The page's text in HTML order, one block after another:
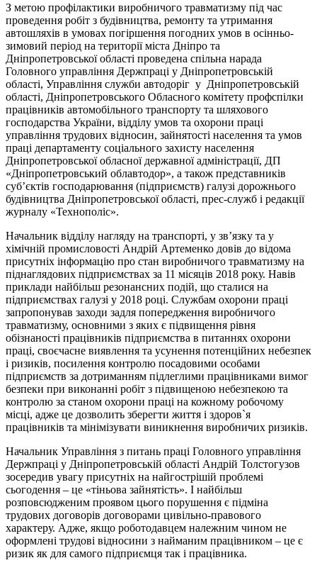
З метою профілактики виробничого травматизму під час
проведення робіт з будівництва, ремонту та утримання
автошляхів в умовах погіршення погодних умов в осінньо-
зимовий період на території міста Дніпро та
Дніпропетровської області проведена спільна нарада
Головного управління Держпраці у Дніпропетровській
області, Управління служби автодоріг у Дніпропетровській
області, Дніпропетровського Обласного комітету профспілки
працівників автомобільного транспорту та шляхового
господарства України, відділу умов та охорони праці
управління трудових відносин, зайнятості населення та умов
праці департаменту соціального захисту населення
Дніпропетровської обласної державної адміністрації, ДП
«Дніпропетровський облавтодор», а також представників
суб’єктів господарювання (підприємств) галузі дорожнього
будівництва Дніпропетровської області, прес-служб і редакції
журналу «Технополіс».
Начальник відділу нагляду на транспорті, у зв’язку та у
хімічній промисловості Андрій Артеменко довів до відома
присутніх інформацію про стан виробничого травматизму на
піднаглядових підприємствах за 11 місяців 2018 року. Навів
приклади найбільш резонансних подій, що сталися на
підприємствах галузі у 2018 році. Службам охорони праці
запропонував заходи задля попередження виробничого
травматизму, основними з яких є підвищення рівня
обізнаності працівників підприємства в питаннях охорони
праці, своєчасне виявлення та усунення потенційних небезпек
і ризиків, посилення контролю посадовими особами
підприємств за дотриманням підлеглими працівниками вимог
безпеки при виконанні робіт з підвищеною небезпекою та
контролю за станом охорони праці на кожному робочому
місці, адже це дозволить зберегти життя і здоров`я
працівників та мінімізувати виникнення виробничих ризиків.
Начальник Управління з питань праці Головного управління
Держпраці у Дніпропетровській області Андрій Толстогузов
зосередив увагу присутніх на найгострішій проблемі
сьогодення – це «тіньова зайнятість». І найбільш
розповсюдженим проявом цього порушення є підміна
трудових договорів договорами цивільно-правового
характеру. Адже, якщо роботодавцем належним чином не
оформлені трудові відносини з найманим працівником – це є
ризик як для самого підприємця так і працівника.